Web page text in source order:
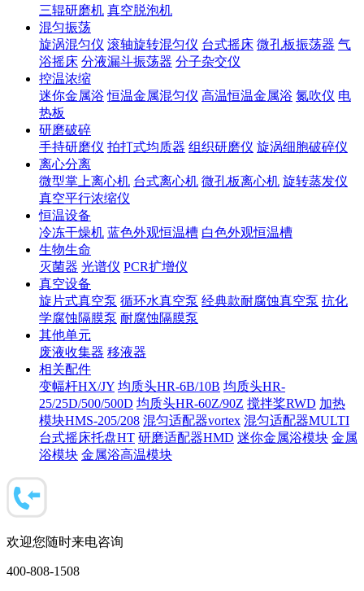
三辊研磨机 真空脱泡机
混匀振荡
旋涡混匀仪 滚轴旋转混匀仪 台式摇床 微孔板振荡器 气
浴摇床 分液漏斗振荡器 分子杂交仪
控温浓缩
迷你金属浴 恒温金属混匀仪 高温恒温金属浴 氮吹仪 电
热板
研磨破碎
手持研磨仪 拍打式均质器 组织研磨仪 旋涡细胞破碎仪
离心分离
微型掌上离心机 台式离心机 微孔板离心机 旋转蒸发仪
真空平行浓缩仪
恒温设备
冷冻干燥机 蓝色外观恒温槽 白色外观恒温槽
生物生命
灭菌器 光谱仪 PCR扩增仪
真空设备
旋片式真空泵 循环水真空泵 经典款耐腐蚀真空泵 抗化
学腐蚀隔膜泵 耐腐蚀隔膜泵
其他单元
废液收集器 移液器
相关配件
变幅杆HX/JY 均质头HR-6B/10B 均质头HR-
25/25D/500/500D 均质头HR-60Z/90Z 搅拌桨RWD 加热
模块HMS-205/208 混匀适配器vortex 混匀适配器MULTI
台式摇床托盘HT 研磨适配器HMD 迷你金属浴模块 金属
浴模块 金属浴高温模块
欢迎您随时来电咨询
400-808-1508